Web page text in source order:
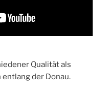
Qualität als
der Donau.